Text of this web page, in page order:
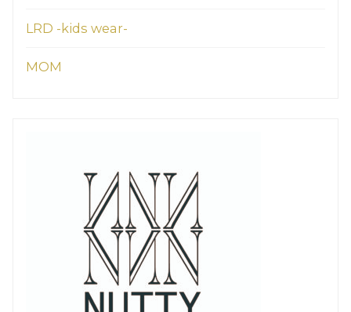
LRD -kids wear-
MOM